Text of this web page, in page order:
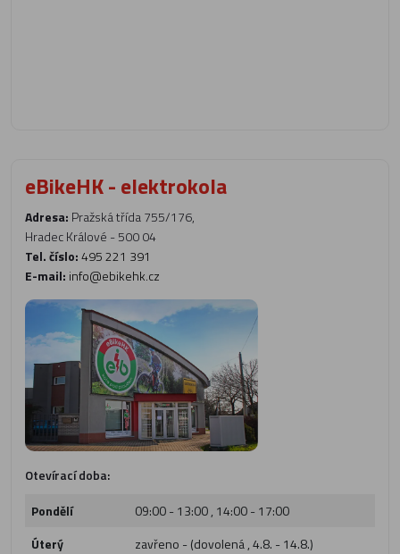
eBikeHK - elektrokola
Adresa: Pražská třída 755/176,
Hradec Králové - 500 04
Tel. číslo:495 221 391
E-mail: info@ebikehk.cz
Otevírací doba:
Pondělí
09:00 - 13:00 , 14:00 - 17:00
Úterý
zavřeno - (dovolená , 4.8. - 14.8.)